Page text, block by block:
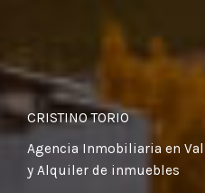
CRISTINO TORIO
Agencia Inmobiliaria en
y Alquiler de inmuebles